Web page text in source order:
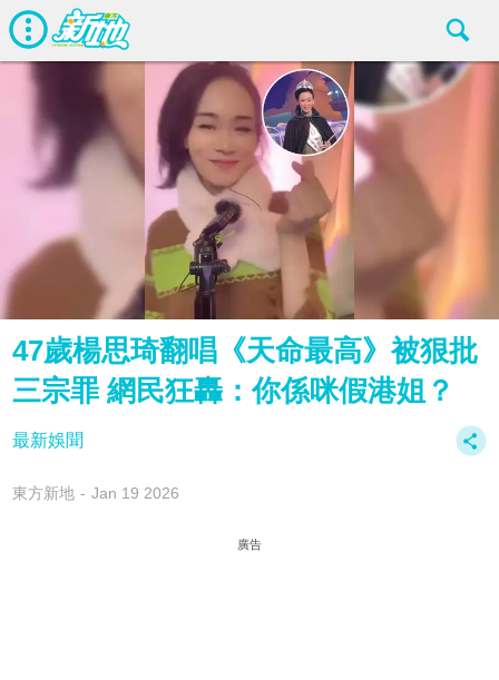
47歲楊思琦翻唱《天命最高》被狠批
三宗罪 網民狂轟：你係咪假港姐？
最新娛聞
東方新地 Jan 19 2026
廣告